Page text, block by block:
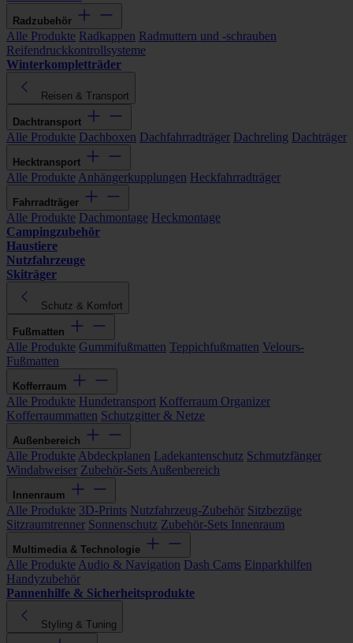
Radzubehör
Alle Produkte Radkappen Radmuttern und -schrauben
Reifendruckkontrollsysteme
Winterkompletträder
Reisen & Transport
Dachtransport
Alle Produkte Dachboxen Dachfahrradträger Dachreling Dachträger
Hecktransport
Alle Produkte Anhängerkupplungen Heckfahrradträger
Fahrradträger
Alle Produkte Dachmontage Heckmontage
Campingzubehör
Haustiere
Nutzfahrzeuge
Skiträger
Schutz & Komfort
Fußmatten
Alle Produkte Gummifußmatten Teppichfußmatten Velours-
Fußmatten
Kofferraum
Alle Produkte Hundetransport Kofferraum Organizer
Kofferraummatten Schutzgitter & Netze
Außenbereich
Alle Produkte Abdeckplanen Ladekantenschutz Schmutzfänger
Windabweiser Zubehör-Sets Außenbereich
Innenraum
Alle Produkte 3D-Prints Nutzfahrzeug-Zubehör Sitzbezüge
Sitzraumtrenner Sonnenschutz Zubehör-Sets Innenraum
Multimedia & Technologie
Alle Produkte Audio & Navigation Dash Cams Einparkhilfen
Handyzubehör
Pannenhilfe & Sicherheitsprodukte
Styling & Tuning